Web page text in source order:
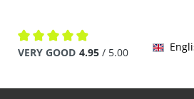
Average rating of 4.9 out of 5 stars
VERY GOOD 4.95 / 5.00